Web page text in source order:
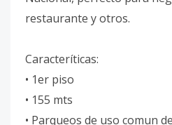
restaurante y otros.
Caracteríticas:
• 1er piso
• 155 mts
• Parqueos de uso comun